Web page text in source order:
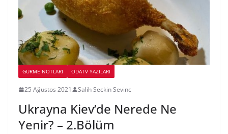
GURME NOTLARI ODATV YAZILARI
25 Ağustos 2021 Salih Seckin Sevinc
Ukrayna Kiev’de Nerede Ne
Yenir? – 2.Bölüm